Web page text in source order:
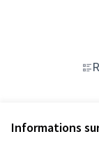
Informations
Voir toutes les